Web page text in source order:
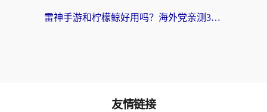
雷神手游和柠檬鲸好用吗？海外党亲测3款回国加速器，教你避开破解VPN坑
友情链接